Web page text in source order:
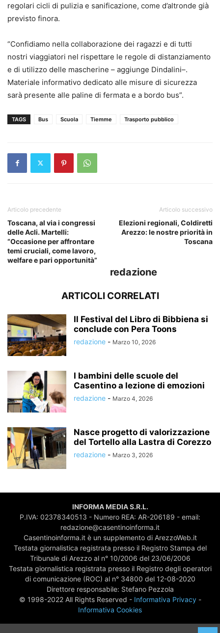
regolari cicli di pulizia e sanificazione, come d’altronde già
previsto finora.
“Confidiamo nella collaborazione dei ragazzi e di tutti
nostri viaggiatori nel rispettare le regole di distanziamento
e di utilizzo delle mascherine – aggiunge Dindalini–.
Materiale informativo dedicato alle misure di sicurezza
sarà presente alle paline di fermata e a bordo bus”.
TAGS Bus Scuola Tiemme Trasporto pubblico
Articolo precedente
Toscana, al via i congressi
delle Acli. Martelli:
“Occasione per affrontare
temi cruciali, come lavoro,
welfare e pari opportunità”
Articolo successivo
Elezioni regionali, Coldiretti
Arezzo: le nostre priorità in
Toscana
redazione
ARTICOLI CORRELATI
Il Festival del Libro di Bibbiena si
conclude con Pera Toons
redazione - Marzo 10, 2026
I bambini delle scuole del
Casentino a lezione di emozioni
redazione - Marzo 4, 2026
Nasce progetto di valorizzazione
del Tortello alla Lastra di Corezzo
redazione - Marzo 3, 2026
INFORMA MEDIA S.R.L.
P.IVA: 02378340513 - Numero REA: AR-206189 - email:
redazione@casentinoinforma.it
Casentinoinforma.it è un supplemento di ArezzoWeb.it
Testata giornalistica registrata presso il Registro Stampa del
Tribunale di Arezzo al n° 10/2006 del 23/06/2006
Testata giornalistica registrata presso il Registro degli operatori
di comunicazione (ROC) al n° 34800 del 12-08-2020
Direttore responsabile: Stefano Pezzola
© 1998-2022 All Rights Reserved - Informativa Privacy-
Informativa Cookies